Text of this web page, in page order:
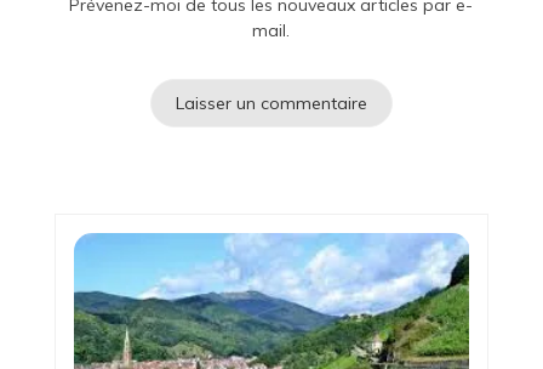
Prévenez-moi de tous les nouveaux articles par e-
mail.